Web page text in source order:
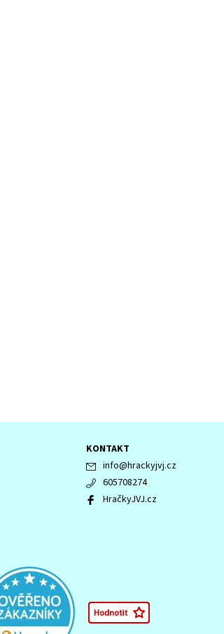
KONTAKT
info@hrackyjvj.cz
605708274
HračkyJVJ.cz